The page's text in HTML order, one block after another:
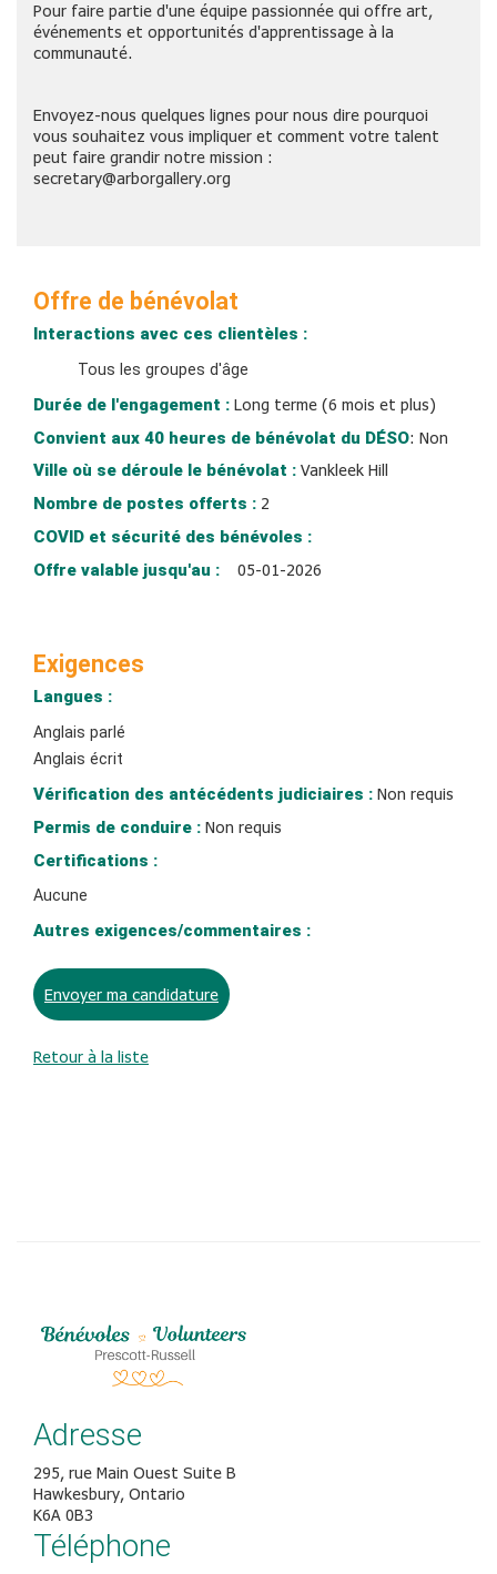
Pour faire partie d'une équipe passionnée qui offre art,
événements et opportunités d'apprentissage à la
communauté.
Envoyez-nous quelques lignes pour nous dire pourquoi
vous souhaitez vous impliquer et comment votre talent
peut faire grandir notre mission :
secretary@arborgallery.org
Offre de bénévolat
Interactions avec ces clientèles :
Tous les groupes d'âge
Durée de l'engagement : Long terme (6 mois et plus)
Convient aux 40 heures de bénévolat du DÉSO: Non
Ville où se déroule le bénévolat : Vankleek Hill
Nombre de postes offerts : 2
COVID et sécurité des bénévoles :
Offre valable jusqu'au :
05-01-2026
Exigences
Langues :
Anglais parlé
Anglais écrit
Vérification des antécédents judiciaires : Non requis
Permis de conduire : Non requis
Certifications :
Aucune
Autres exigences/commentaires :
Envoyer ma candidature
Retour à la liste
Adresse
295, rue Main Ouest Suite B
Hawkesbury, Ontario
K6A 0B3
Téléphone